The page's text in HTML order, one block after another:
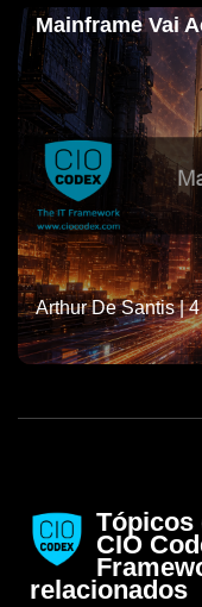
Mainframe Vai
Arthur De Santis| 4
Tópicos
CIO
relacionados